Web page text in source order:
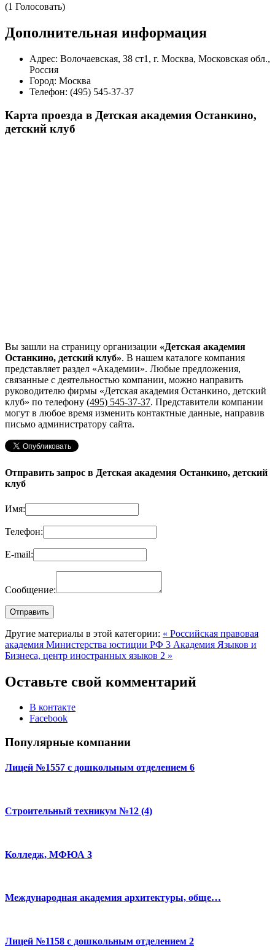
(1 Голосовать)
Дополнительная информация
Адрес: Волочаевская, 38 ст1, г. Москва, Московская обл.,
Россия
Город: Москва
Телефон: (495) 545-37-37
Карта проезда в Детская академия Останкино,
детский клуб
Вы зашли на страницу организации «Детская академия
Останкино, детский клуб». В нашем каталоге компания
представляет раздел «Академии». Любые предложения,
связанные с деятельностью компании, можно направить
руководителю фирмы «Детская академия Останкино, детский
клуб» по телефону (495) 545-37-37. Представители компании
могут в любое время изменить контактные данные, направив
письмо администратору сайта.
Отправить запрос в Детская академия Останкино, детский
клуб
Имя:
Телефон:
E-mail:
Сообщение:
Другие материалы в этой категории: « Российская правовая
академия Министерства юстиции РФ 3 Академия Языков и
Бизнеса, центр иностранных языков 2 »
Оставьте свой комментарий
В контакте
Facebook
Популярные компании
Лицей №1557 с дошкольным отделением 6
Строительный техникум №12 (4)
Колледж, МФЮА 3
Международная академия архитектуры, обще…
Лицей №1158 с дошкольным отделением 2